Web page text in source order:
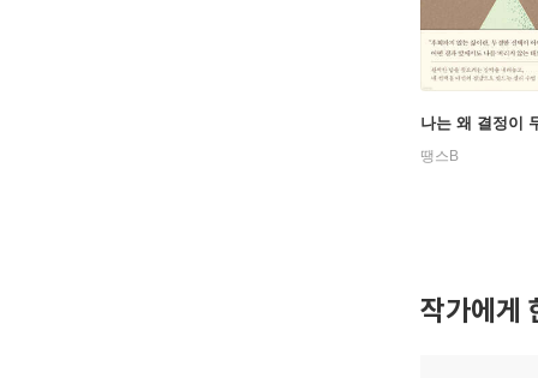
나는 왜 결정이
땡스B
작가에게